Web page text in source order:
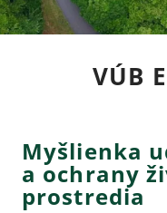
VÚB
Myšlienka
a ochrany
prostredia